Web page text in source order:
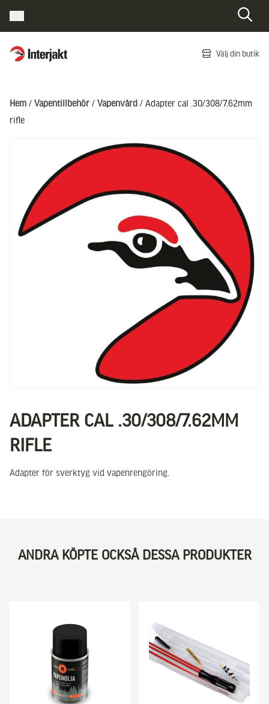
Interjakt SE Välj din butik
Hem / Vapentillbehör / Vapenvård / Adapter cal .30/308/7.62mm
rifle
ADAPTER CAL .30/308/7.62MM
RIFLE
Adapter för sverktyg vid vapenrengöring.
ANDRA KÖPTE OCKSÅ DESSA PRODUKTER